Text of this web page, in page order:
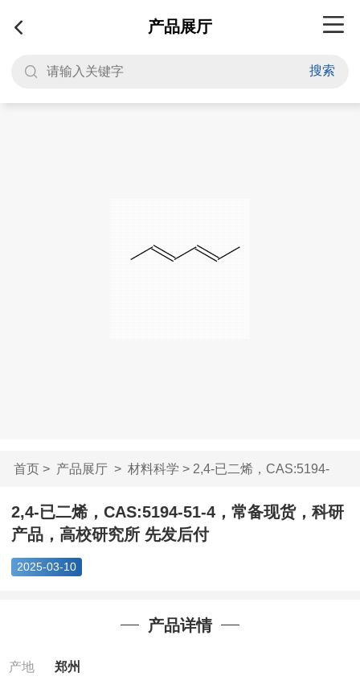
产品展厅
搜索
首页> 产品展厅> 材料科学 > 2,4-已二烯，CAS:5194-
51-4，...
2,4-已二烯，CAS:5194-51-4，常备现货，科研
产品，高校研究所 先发后付
2025-03-10
产品详情
产地 郑州